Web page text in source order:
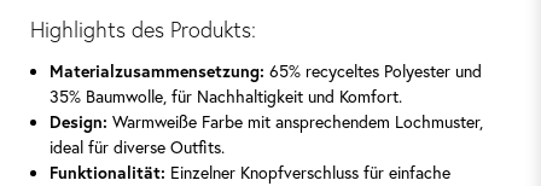
Highlights des Produkts:
Materialzusammensetzung: 65% recyceltes Polyester und
35% Baumwolle, für Nachhaltigkeit und Komfort.
Design: Warmweiße Farbe mit ansprechendem Lochmuster,
ideal für diverse Outfits.
Funktionalität: Einzelner Knopfverschluss für einfache